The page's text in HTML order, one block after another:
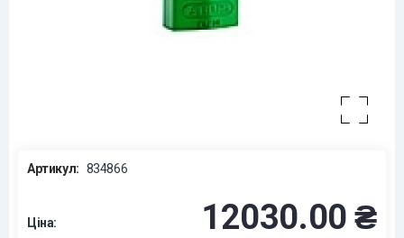
Артикул: 834866
Ціна: 12030.00 ₴